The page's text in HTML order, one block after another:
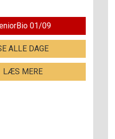
01/09
ALLE DAGE
LÆS MERE